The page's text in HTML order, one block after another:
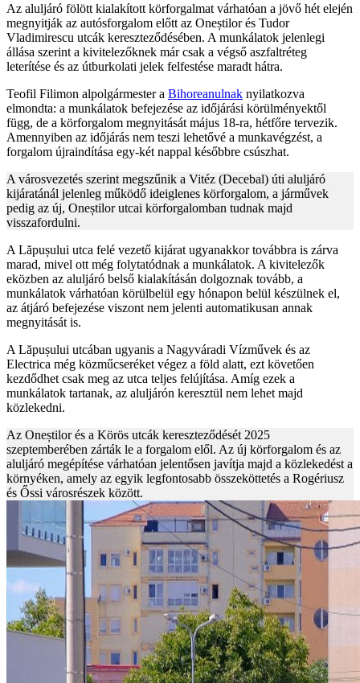
Az aluljáró fölött kialakított körforgalmat várhatóan a jövő hét elején
megnyitják az autósforgalom előtt az Oneștilor és Tudor
Vladimirescu utcák kereszteződésében. A munkálatok jelenlegi
állása szerint a kivitelezőknek már csak a végső aszfaltréteg
leterítése és az útburkolati jelek felfestése maradt hátra.
Teofil Filimon alpolgármester a Bihoreanulnak nyilatkozva
elmondta: a munkálatok befejezése az időjárási körülményektől
függ, de a körforgalom megnyitását május 18-ra, hétfőre tervezik.
Amennyiben az időjárás nem teszi lehetővé a munkavégzést, a
forgalom újraindítása egy-két nappal későbbre csúszhat.
A városvezetés szerint megszűnik a Vitéz (Decebal) úti aluljáró
kijáratánál jelenleg működő ideiglenes körforgalom, a járművek
pedig az új, Oneștilor utcai körforgalomban tudnak majd
visszafordulni.
A Lăpușului utca felé vezető kijárat ugyanakkor továbbra is zárva
marad, mivel ott még folytatódnak a munkálatok. A kivitelezők
eközben az aluljáró belső kialakításán dolgoznak tovább, a
munkálatok várhatóan körülbelül egy hónapon belül készülnek el,
az átjáró befejezése viszont nem jelenti automatikusan annak
megnyitását is.
A Lăpușului utcában ugyanis a Nagyváradi Vízművek és az
Electrica még közműcseréket végez a föld alatt, ezt követően
kezdődhet csak meg az utca teljes felújítása. Amíg ezek a
munkálatok tartanak, az aluljárón keresztül nem lehet majd
közlekedni.
Az Oneștilor és a Körös utcák kereszteződését 2025
szeptemberében zárták le a forgalom elől. Az új körforgalom és az
aluljáró megépítése várhatóan jelentősen javítja majd a közlekedést a
környéken, amely az egyik legfontosabb összeköttetés a Rogériusz
és Őssi városrészek között.